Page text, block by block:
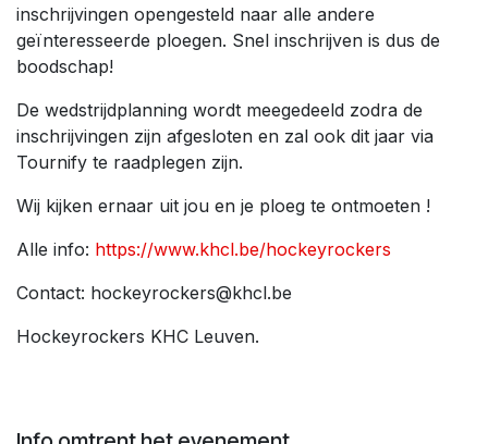
inschrijvingen opengesteld naar alle andere
geïnteresseerde ploegen. Snel inschrijven is dus de
boodschap!
De wedstrijdplanning wordt meegedeeld zodra de
inschrijvingen zijn afgesloten en zal ook dit jaar via
Tournify te raadplegen zijn.
Wij kijken ernaar uit jou en je ploeg te ontmoeten !
Alle info: https://www.khcl.be/hockeyrockers
Contact: hockeyrockers@khcl.be
Hockeyrockers KHC Leuven.